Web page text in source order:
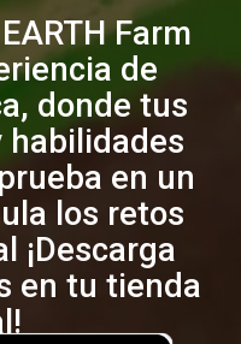
Farm
de
donde tus
habilidades
en un
los retos
¡Descarga
en tu tienda